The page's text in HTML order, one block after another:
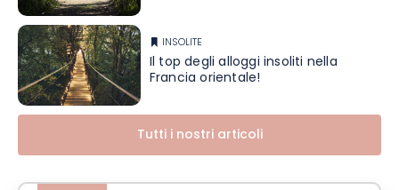
INSOLITE
Il top degli alloggi insoliti nella
Francia orientale!
Tutti i nostri articoli